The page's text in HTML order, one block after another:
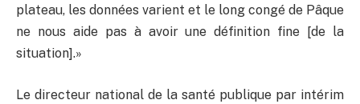
plateau, les données varient et le long congé de Pâque
ne nous aide pas à avoir une définition fine [de la
situation].»
Le directeur national de la santé publique par intérim